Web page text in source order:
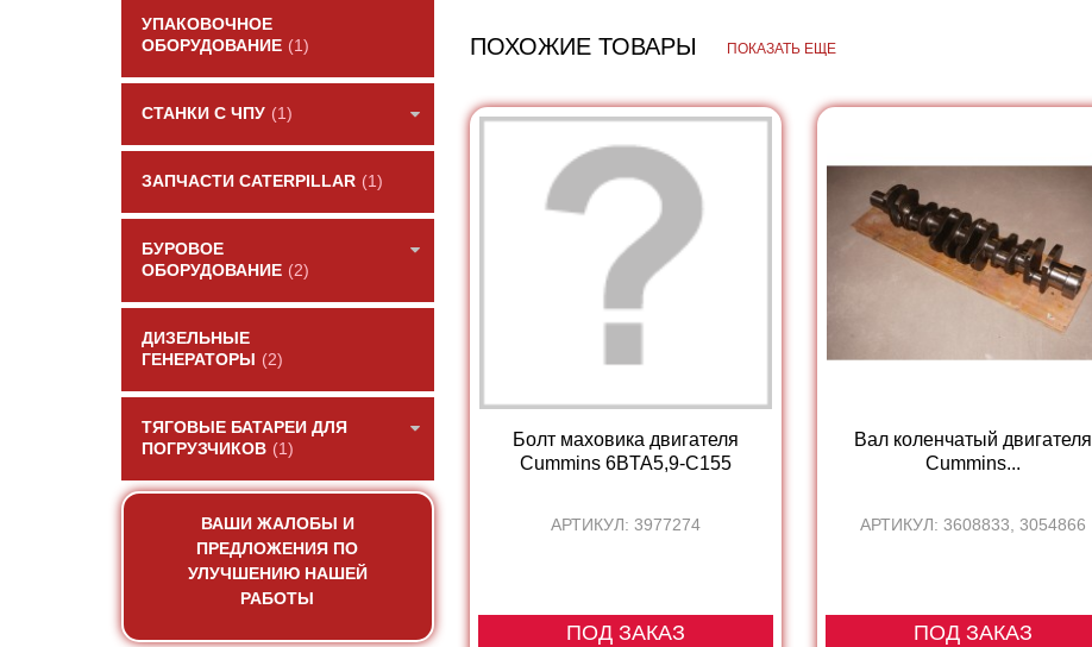
УПАКОВОЧНОЕ
ОБОРУДОВАНИЕ (1)
СТАНКИ С ЧПУ (1)
ЗАПЧАСТИ CATERPILLAR (1)
БУРОВОЕ
ОБОРУДОВАНИЕ (2)
ДИЗЕЛЬНЫЕ
ГЕНЕРАТОРЫ
(2)
ТЯГОВЫЕ БАТАРЕИ ДЛЯ
ПОГРУЗЧИКОВ (1)
ВАШИ ЖАЛОБЫ И
ПРЕДЛОЖЕНИЯ ПО
УЛУЧШЕНИЮ НАШЕЙ
РАБОТЫ
ПОХОЖИЕ ТОВАРЫ ПОКАЗАТЬ ЕЩЕ
Болт маховика двигателя
Cummins 6BTA5,9-C155
АРТИКУЛ: 3977274
ПОД ЗАКАЗ
Вал коленчатый двигателя
Cummins...
АРТИКУЛ: 3608833, 3054866
ПОД ЗАКАЗ